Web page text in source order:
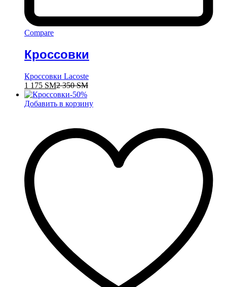
Compare
Кроссовки
Кроссовки Lacoste
1 175 ЅМ2 350ЅМ
-50%
Добавить в корзину